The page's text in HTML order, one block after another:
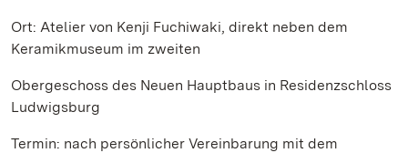
Ort: Atelier von Kenji Fuchiwaki, direkt neben dem
Keramikmuseum im zweiten
Obergeschoss des Neuen Hauptbaus in Residenzschloss
Ludwigsburg
Termin: nach persönlicher Vereinbarung mit dem